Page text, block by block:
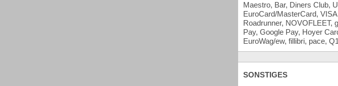
Maestro, Bar, Diners Club,
EuroCard/MasterCard,
Roadrunner, NOVOFLEET,
Pay, Google Pay, Hoyer
EuroWag/ew, fillibri, pace,
SONSTIGES